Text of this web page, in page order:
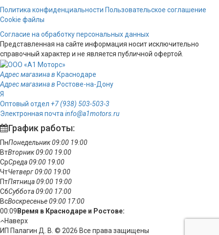
Политика конфиденциальности Пользовательское соглашение
Cookie файлы
Согласие на обработку персональных данных
Представленная на сайте информация носит исключительно
справочный характер и не является публичной офертой.
Адрес магазина в Краснодаре
Адрес магазина в Ростове-на-Дону
Я
Оптовый отдел +7 (938) 503-503-3
Электронная почта info@a1motors.ru
График работы:
ПнПонедельник09:00 19:00
ВтВторник09:00 19:00
СрСреда09:00 19:00
ЧтЧетверг09:00 19:00
ПтПятница09:00 19:00
СбСуббота09:00 17:00
ВсВоскресенье09:00 17:00
00:09 Время в Краснодаре и Ростове:
Наверх
ИП Палагин Д. В. © 2026 Все права защищены